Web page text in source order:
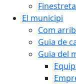
El municipi
Com
Guia de
Guia del